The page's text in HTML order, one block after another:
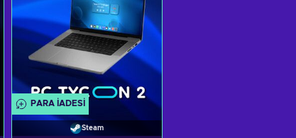
PARA IADESI
Steam